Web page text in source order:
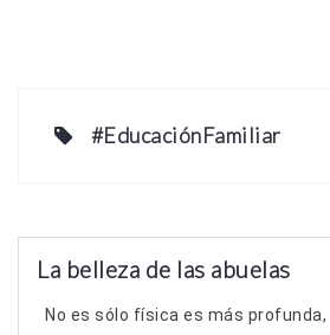
#EducaciónFamiliar
La belleza de las abuelas
No es sólo física es más profunda,